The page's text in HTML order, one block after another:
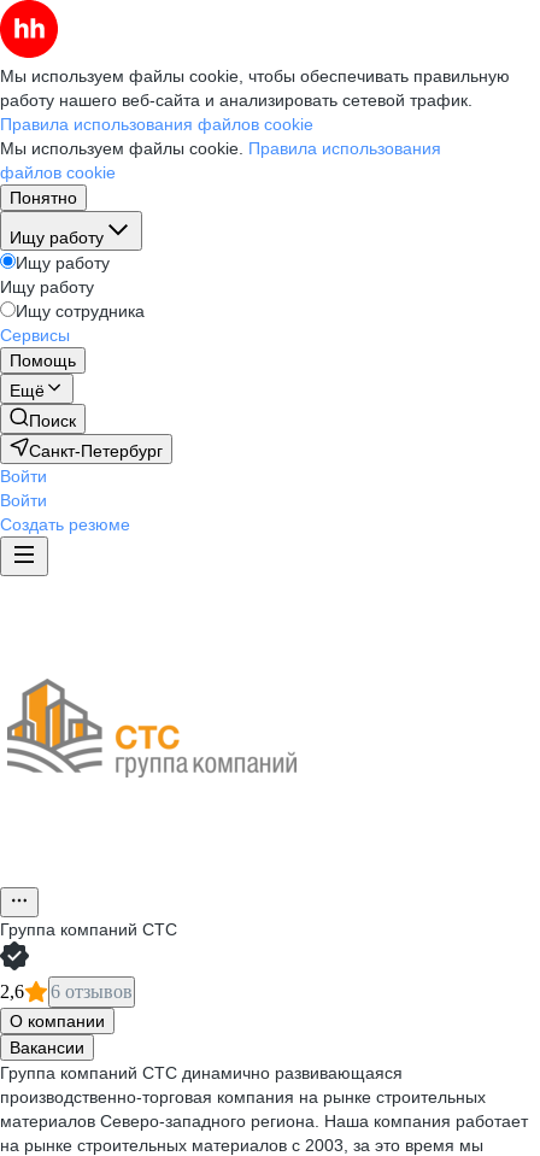
Мы используем файлы cookie, чтобы обеспечивать правильную
работу нашего веб-сайта и анализировать сетевой трафик.
Правила использования файлов cookie
Мы используем файлы cookie. Правила использования
файлов cookie
Понятно
Ищу работу
Ищу работу
Ищу работу
Ищу сотрудника
Сервисы
Помощь
Ещё
Поиск
Санкт-Петербург
Войти
Войти
Создать резюме
Группа компаний СТС
2,6 6 отзывов
О компании
Вакансии
Группа компаний СТС динамично развивающаяся
производственно-торговая компания на рынке строительных
материалов Северо-западного региона. Наша компания работает
на рынке строительных материалов с 2003, за это время мы